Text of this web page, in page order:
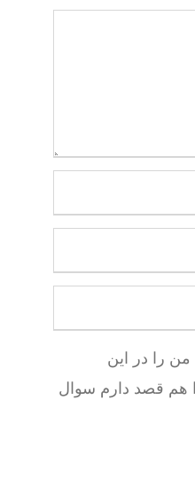
من را در این
هم قصد دارم سوال